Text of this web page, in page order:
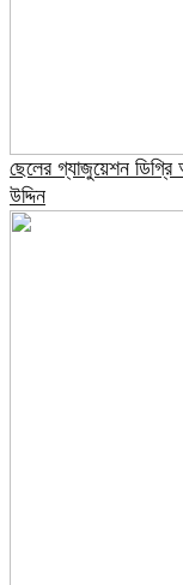
ছেলের গ্যাজুয়েশন ডিগ্রি
উদ্দিন